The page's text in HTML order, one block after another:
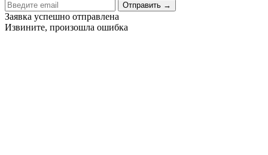
Отправить →
Заявка успешно отправлена
Извините, произошла ошибка